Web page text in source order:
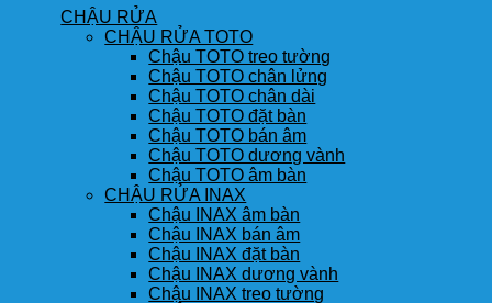
CHẬU RỬA
CHẬU RỬA TOTO
Chậu TOTO treo tường
Chậu TOTO chân lửng
Chậu TOTO chân dài
Chậu TOTO đặt bàn
Chậu TOTO bán âm
Chậu TOTO dương vành
Chậu TOTO âm bàn
CHẬU RỬA INAX
Chậu INAX âm bàn
Chậu INAX bán âm
Chậu INAX đặt bàn
Chậu INAX dương vành
Chậu INAX treo tường